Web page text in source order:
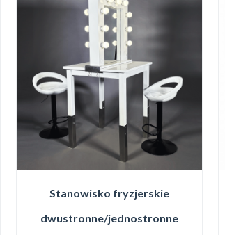
Stanowisko fryzjerskie
dwustronne/jednostronne